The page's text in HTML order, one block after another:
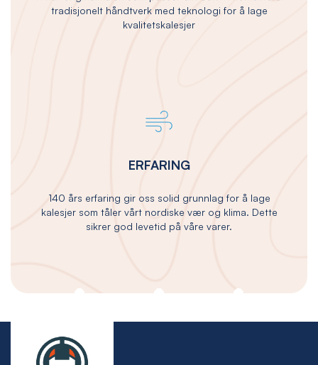
tradisjonelt håndtverk med teknologi for å lage
kvalitetskalesjer
ERFARING
140 års erfaring gir oss solid grunnlag for å lage
kalesjer som tåler vårt nordiske vær og klima. Dette
sikrer god levetid på våre varer.